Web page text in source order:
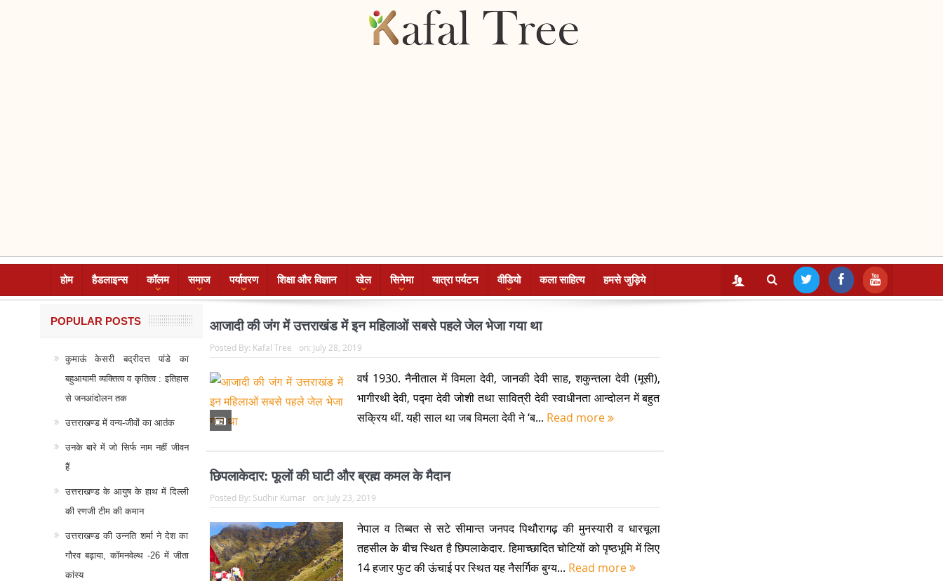
होम हैडलाइन्स कॉलम समाज पर्यावरण शिक्षा और विज्ञान खेल सिनेमा यात्रा पर्यटन वीडियो कला साहित्य हमसे जुड़िये
आजादी की जंग में उत्तराखंड में इन महिलाओं सबसे पहले जेल भेजा गया था
Posted By: Kafal Tree on: July 28, 2019
वर्ष 1930. नैनीताल में विमला देवी, जानकी देवी साह, शकुन्तला देवी (मूसी),
भागीरथी देवी, पद्मा देवी जोशी तथा सावित्री देवी स्वाधीनता आन्दोलन में बहुत
सक्रिय थीं. यही साल था जब विमला देवी ने ‘ब... Read more
छिपलाकेदार: फूलों की घाटी और ब्रह्म कमल के मैदान
Posted By: Sudhir Kumar on: July 23, 2019
नेपाल व तिब्बत से सटे सीमान्त जनपद पिथौरागढ़ की मुनस्यारी व धारचूला
तहसील के बीच स्थित है छिपलाकेदार. हिमाच्छादित चोटियों को पृष्ठभूमि में लिए
14 हजार फुट की ऊंचाई पर स्थित यह नैसर्गिक बुग्य... Read more
POPULAR POSTS
कुमाऊं केसरी बद्रीदत्त पांडे का
बहुआयामी व्यक्तित्व व कृतित्व : इतिहास
से जनआंदोलन तक
उत्तराखण्ड में वन्य-जीवों का आतंक
उनके बारे में जो सिर्फ नाम नहीं जीवन
हैं
उत्तराखण्ड के आयुष के हाथ में दिल्ली
की रणजी टीम की कमान
उत्तराखण्ड की उन्नति शर्मा ने देश का
गौरव बढ़ाया, कॉमनवेल्थ -26 में जीता
कांस्य